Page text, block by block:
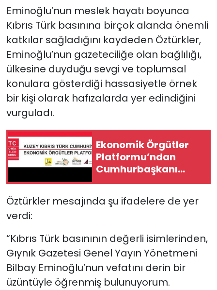
Eminoğlu’nun meslek hayatı boyunca
Kıbrıs Türk basınına birçok alanda önemli
katkılar sağladığını kaydeden Öztürkler,
Eminoğlu’nun gazeteciliğe olan bağlılığı,
ülkesine duyduğu sevgi ve toplumsal
konulara gösterdiği hassasiyetle örnek
bir kişi olarak hafızalarda yer edindiğini
vurguladı.
Ekonomik Örgütler
Platformu’ndan
Cumhurbaşkanı
Erhürman’a çağrı
Öztürkler mesajında şu ifadelere de yer
verdi:
“Kıbrıs Türk basınının değerli isimlerinden,
Gıynık Gazetesi Genel Yayın Yönetmeni
Bilbay Eminoğlu’nun vefatını derin bir
üzüntüyle öğrenmiş bulunuyorum.
Teknoloji
TÜRKiYE
Video Galeri
YAŞAM
Yazarlar